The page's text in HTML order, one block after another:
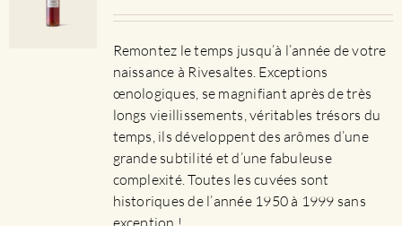
choisies
sur
la
page
du
produit
Remontez le temps jusqu’à l’année de votre
naissance à Rivesaltes. Exceptions
œnologiques, se magnifiant après de très
longs vieillissements, véritables trésors du
temps, ils développent des arômes d’une
grande subtilité et d’une fabuleuse
complexité. Toutes les cuvées sont
historiques de l’année 1950 à 1999 sans
exception !